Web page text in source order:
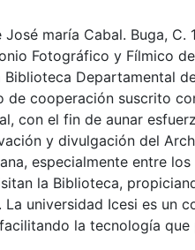
maría Cabal. Buga, C.
Fotográfico y Fílmico
Departamental
de cooperación suscrito
con el fin de aunar
y divulgación del
especialmente entre
la Biblioteca,
universidad Icesi es un
la tecnología que